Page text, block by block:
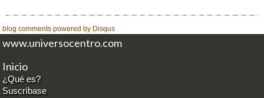
blog comments powered by Disqus
www.universocentro.com
Inicio
¿Qué es?
Suscríbase